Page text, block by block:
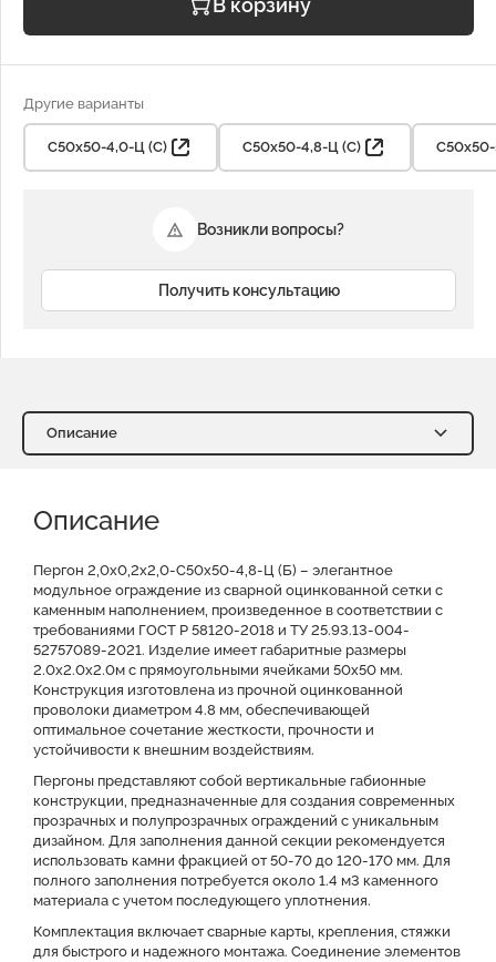
В корзину
Другие варианты
С50х50-4,0-Ц (С) С50х50-4,8-Ц (С)
Возникли вопросы?
Получить консультацию
Описание
Доставка и оплата
Преимущества Оставить заявку на КП
Файлы для скачивания
Описание
Пергон 2,0х0,2х2,0-С50х50-4,8-Ц (Б) – элегантное
модульное ограждение из сварной оцинкованной сетки с
каменным наполнением, произведенное в соответствии с
требованиями ГОСТ Р 58120-2018 и ТУ 25.93.13-004-
52757089-2021. Изделие имеет габаритные размеры
2.0x2.0x2.0м с прямоугольными ячейками 50x50 мм.
Конструкция изготовлена из прочной оцинкованной
проволоки диаметром 4.8 мм, обеспечивающей
оптимальное сочетание жесткости, прочности и
устойчивости к внешним воздействиям.
Пергоны представляют собой вертикальные габионные
конструкции, предназначенные для создания современных
прозрачных и полупрозрачных ограждений с уникальным
дизайном. Для заполнения данной секции рекомендуется
использовать камни фракцией от 50-70 до 120-170 мм. Для
полного заполнения потребуется около 1.4 м3 каменного
материала с учетом последующего уплотнения.
Комплектация включает сварные карты, крепления, стяжки
для быстрого и надежного монтажа. Соединение элементов